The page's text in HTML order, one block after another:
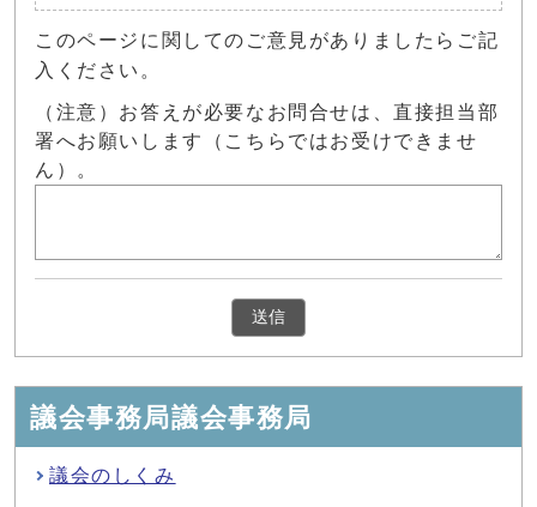
このページに関してのご意見がありましたらご記
入ください。
（注意）お答えが必要なお問合せは、直接担当部
署へお願いします（こちらではお受けできませ
ん）。
議会事務局議会事務局
議会のしくみ